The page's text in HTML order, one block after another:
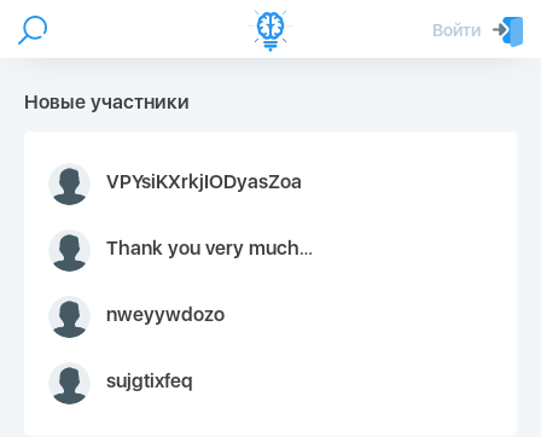
Войти
Новые участники
VPYsiKXrkjIODyasZoa
Thank you very much for your inquiry We appreciate you 9126052 https://youtube.com faceapple !
nweyywdozo
sujgtixfeq